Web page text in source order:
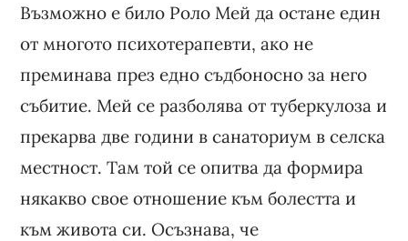
Възможно е било Роло Мей да остане един
от многото психотерапевти, ако не
преминава през едно съдбоносно за него
събитие. Мей се разболява от туберкулоза и
прекарва две години в санаториум в селска
местност. Там той се опитва да формира
някакво свое отношение към болестта и
към живота си. Осъзнава, че